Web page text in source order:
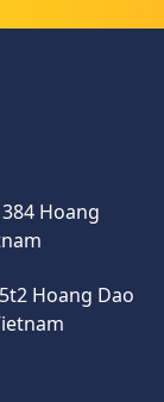
Hoang
Hoang Dao